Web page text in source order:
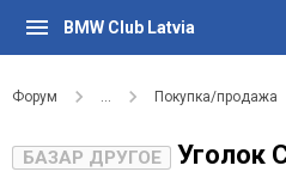
BMW Club Latvia
Форум ... Покупка/продажа
БАЗАР ДРУГОЕ Уголок